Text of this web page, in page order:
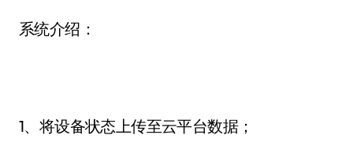
系统介绍：
1、将设备状态上传至云平台数据；